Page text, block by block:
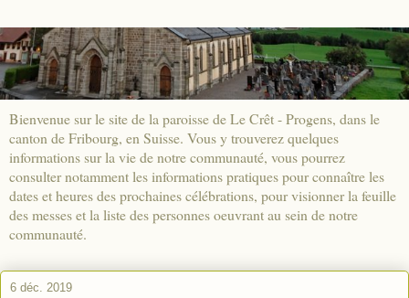
Bienvenue sur le site de la paroisse de Le Crêt - Progens, dans le
canton de Fribourg, en Suisse. Vous y trouverez quelques
informations sur la vie de notre communauté, vous pourrez
consulter notamment les informations pratiques pour connaître les
dates et heures des prochaines célébrations, pour visionner la feuille
des messes et la liste des personnes oeuvrant au sein de notre
communauté.
6 déc. 2019